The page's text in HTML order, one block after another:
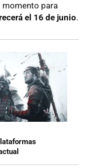
momento para
el 16 de junio.